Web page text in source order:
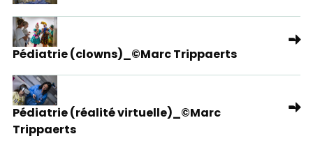
Pédiatrie (clowns)_©Marc Trippaerts
Pédiatrie (réalité virtuelle)_©Marc
Trippaerts